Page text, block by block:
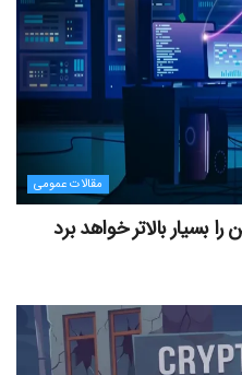
مقالات عمومی
بسیار بالاتر خواهد برد